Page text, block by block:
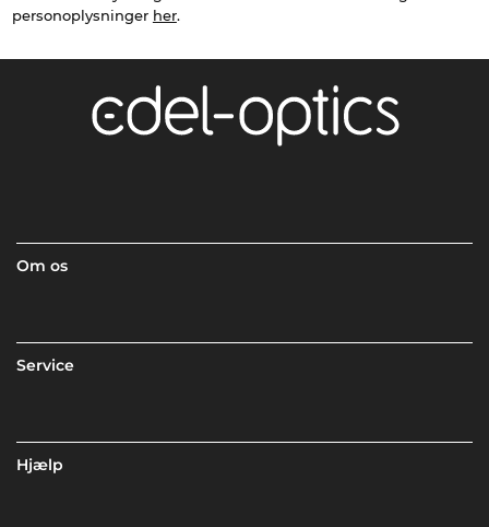
personoplysninger her.
Om os
Service
Hjælp